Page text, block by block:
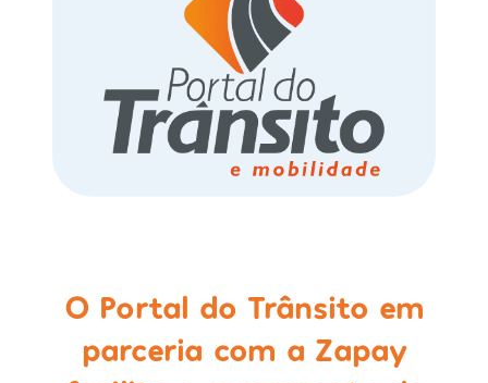
O Portal do Trânsito em
parceria com a Zapay